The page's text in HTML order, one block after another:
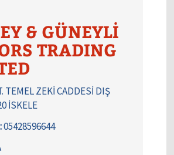
& GÜNEYLİ
TRADING
TEMEL ZEKİ CADDESİ DIŞ
İSKELE
05428596644